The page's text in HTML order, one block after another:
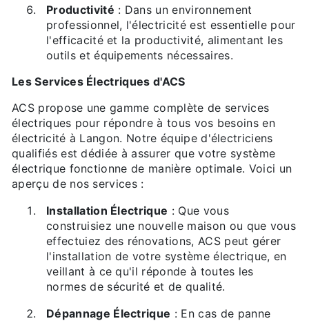
Productivité : Dans un environnement
professionnel, l'électricité est essentielle pour
l'efficacité et la productivité, alimentant les
outils et équipements nécessaires.
Les Services Électriques d'ACS
ACS propose une gamme complète de services
électriques pour répondre à tous vos besoins en
électricité à Langon. Notre équipe d'électriciens
qualifiés est dédiée à assurer que votre système
électrique fonctionne de manière optimale. Voici un
aperçu de nos services :
Installation Électrique : Que vous
construisiez une nouvelle maison ou que vous
effectuiez des rénovations, ACS peut gérer
l'installation de votre système électrique, en
veillant à ce qu'il réponde à toutes les
normes de sécurité et de qualité.
Dépannage Électrique : En cas de panne